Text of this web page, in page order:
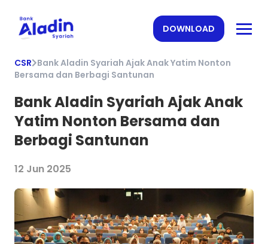
DOWNLOAD
CSR Bank Aladin Syariah Ajak Anak Yatim Nonton
Bersama dan Berbagi Santunan
Bank Aladin Syariah Ajak Anak
Yatim Nonton Bersama dan
Berbagi Santunan
12 Jun 2025